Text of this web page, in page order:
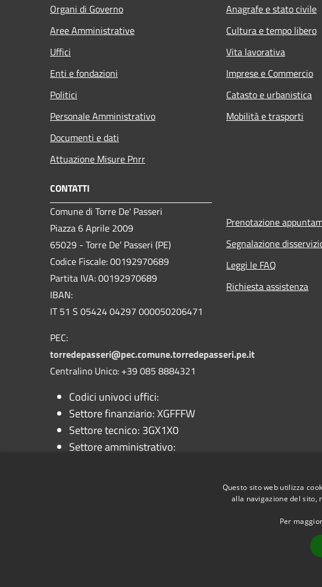
Organi di Governo
Aree Amministrative
Uffici
Enti e fondazioni
Politici
Personale Amministrativo
Documenti e dati
Attuazione Misure Pnrr
Anagrafe e stato civile
Cultura e tempo libero
Vita lavorativa
Imprese e Commercio
Catasto e urbanistica
Mobilità e trasporti
CONTATTI
Comune di Torre De' Passeri
Piazza 6 Aprile 2009
65029 - Torre De' Passeri (PE)
Codice Fiscale: 00192970689
Partita IVA: 00192970689
IBAN:
IT 51 S 05424 04297 000050206471
PEC:
torredepasseri@pec.comune.torredepasseri.pe.it
Centralino Unico: +39 085 8884321
Codici univoci uffici:
Settore finanziario: XGFFFW
Settore tecnico: 3GX1X0
Settore amministrativo:
Prenotazione
Segnalazione
Leggi le FAQ
Richiesta assistenza
Questo sito web utilizza
alla navigazione del sito,
Per